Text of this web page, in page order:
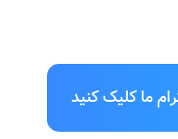
ما کلیک کنید